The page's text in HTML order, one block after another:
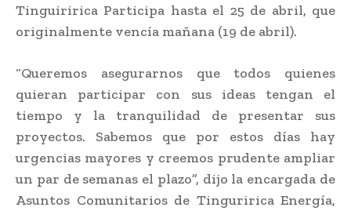
Tinguiririca Participa hasta el 25 de abril, que
originalmente vencía mañana (19 de abril).
“Queremos asegurarnos que todos quienes
quieran participar con sus ideas tengan el
tiempo y la tranquilidad de presentar sus
proyectos. Sabemos que por estos días hay
urgencias mayores y creemos prudente ampliar
un par de semanas el plazo”, dijo la encargada de
Asuntos Comunitarios de Tinguririca Energía,